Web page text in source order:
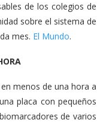
de los colegios de
sobre el sistema de
mes. El Mundo.
menos de una hora a
placa con pequeños
de varios